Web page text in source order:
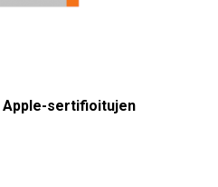
Apple-sertifioitujen